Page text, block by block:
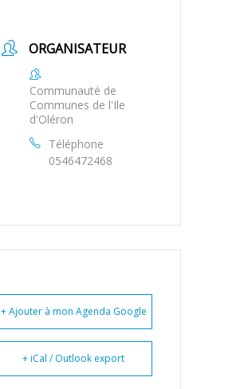
ORGANISATEUR
Communauté de
Communes de l'Ile
d'Oléron
Téléphone
0546472468
+ Ajouter à mon Agenda Google
+ iCal / Outlook export